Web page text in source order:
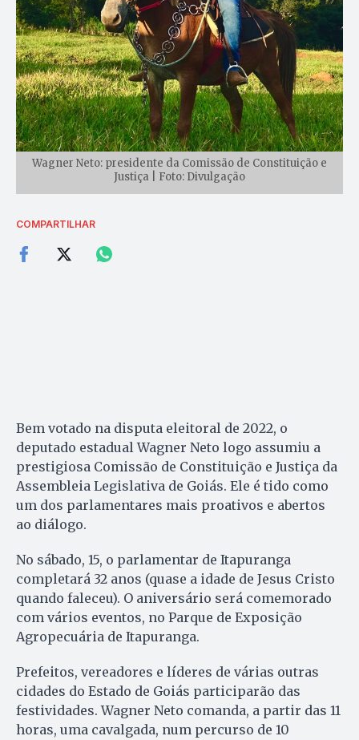
Wagner Neto: presidente da Comissão de Constituição e
Justiça | Foto: Divulgação
COMPARTILHAR
Bem votado na disputa eleitoral de 2022, o
deputado estadual Wagner Neto logo assumiu a
prestigiosa Comissão de Constituição e Justiça da
Assembleia Legislativa de Goiás. Ele é tido como
um dos parlamentares mais proativos e abertos
ao diálogo.
No sábado, 15, o parlamentar de Itapuranga
completará 32 anos (quase a idade de Jesus Cristo
quando faleceu). O aniversário será comemorado
com vários eventos, no Parque de Exposição
Agropecuária de Itapuranga.
Prefeitos, vereadores e líderes de várias outras
cidades do Estado de Goiás participarão das
festividades. Wagner Neto comanda, a partir das 11
horas, uma cavalgada, num percurso de 10